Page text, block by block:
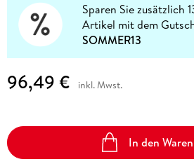
Sparen Sie zusätzlich
Artikel mit dem
SOMMER13
96,49 € inkl. Mwst.
In den